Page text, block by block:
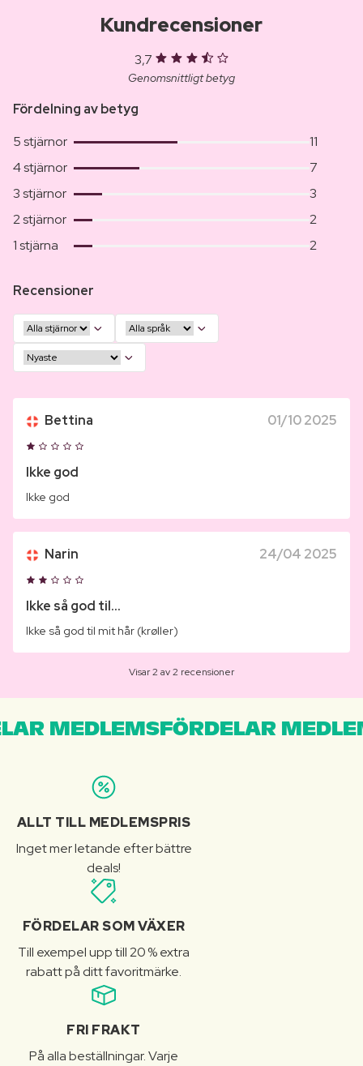
Kundrecensioner
3,7
Genomsnittligt betyg
Fördelning av betyg
5 stjärnor
11
4 stjärnor
7
3 stjärnor
3
2 stjärnor
2
1 stjärna
2
Recensioner
Bettina 01/10 2025
Ikke god
Ikke god
Narin 24/04 2025
Ikke så god til...
Ikke så god til mit hår (krøller)
Visar 2 av 2 recensioner
MEDLEMSFÖRDELAR
ALLT TILL MEDLEMSPRIS
Inget mer letande efter bättre
deals!
FÖRDELAR SOM VÄXER
Till exempel upp till 20 % extra
rabatt på ditt favoritmärke.
FRI FRAKT
På alla beställningar. Varje